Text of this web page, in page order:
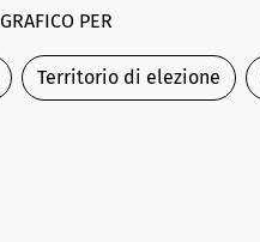
PER
Territorio di elezione